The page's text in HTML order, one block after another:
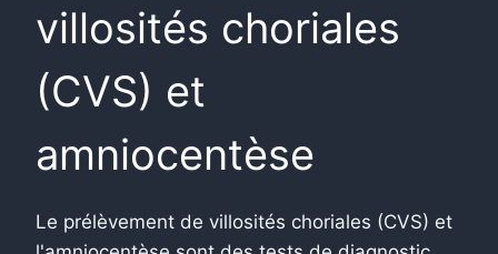
villosités choriales
(CVS) et
amniocentèse
Le prélèvement de villosités choriales (CVS) et